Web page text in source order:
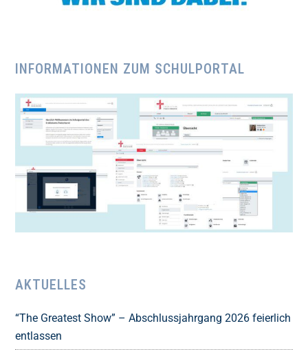
INFORMATIONEN ZUM SCHULPORTAL
AKTUELLES
“The Greatest Show” – Abschlussjahrgang 2026 feierlich
entlassen